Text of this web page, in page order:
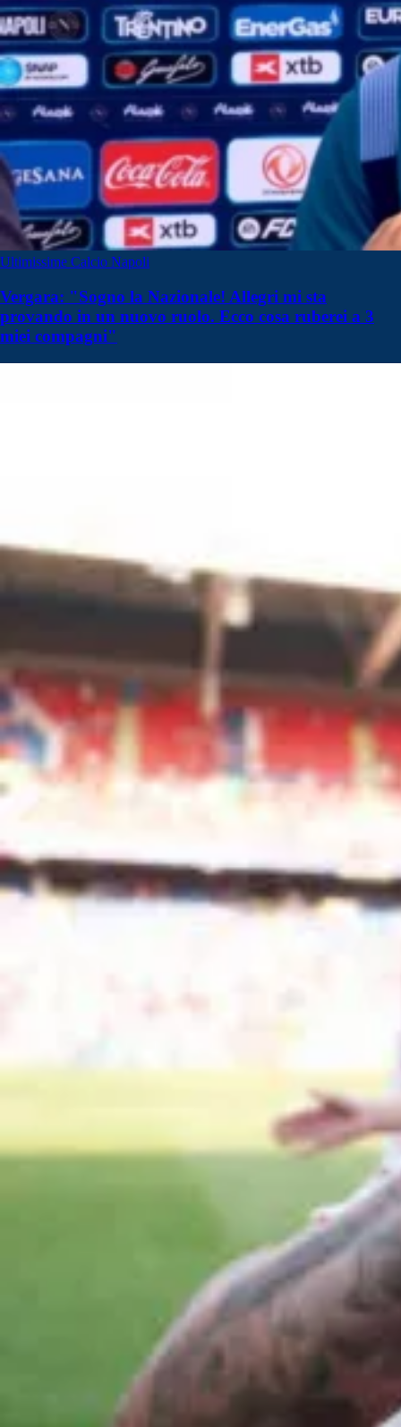
Ultimissime Calcio Napoli
Vergara: "Sogno la Nazionale! Allegri mi sta
provando in un nuovo ruolo. Ecco cosa ruberei a 3
miei compagni"